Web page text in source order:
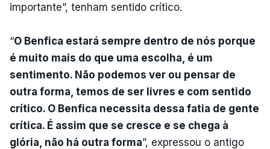
importante”, tenham sentido crítico.
“O Benfica estará sempre dentro de nós porque
é muito mais do que uma escolha, é um
sentimento. Não podemos ver ou pensar de
outra forma, temos de ser livres e com sentido
crítico. O Benfica necessita dessa fatia de gente
crítica. É assim que se cresce e se chega à
glória, não há outra forma”, expressou o antigo